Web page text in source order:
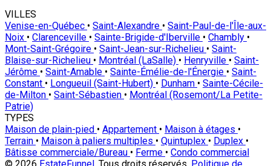
VILLES
Venise-en-Québec • Saint-Alexandre • Saint-Paul-de-l'Île-aux-
Noix • Clarenceville • Sainte-Brigide-d'Iberville • Chambly •
Mont-Saint-Grégoire • Saint-Jean-sur-Richelieu • Saint-
Blaise-sur-Richelieu • Montréal (LaSalle) • Henryville • Saint-
Jérôme • Saint-Amable • Sainte-Émélie-de-l'Énergie • Saint-
Constant • Longueuil (Saint-Hubert) • Dunham • Sainte-Cécile-
de-Milton • Saint-Sébastien • Montréal (Rosemont/La Petite-
Patrie)
TYPES
Maison de plain-pied • Appartement • Maison à étages •
Terrain • Maison à paliers multiples • Quintuplex • Duplex •
Bâtisse commerciale/Bureau • Ferme • Condo commercial